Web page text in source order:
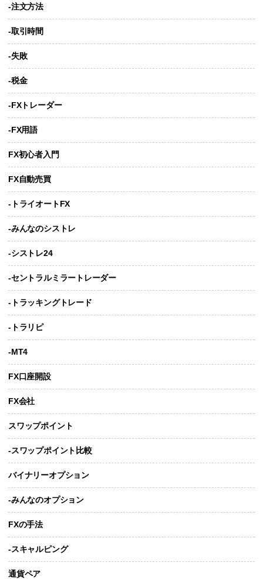
-注文方法
-取引時間
-失敗
-税金
-FXトレーダー
-FX用語
FX初心者入門
FX自動売買
-トライオートFX
-みんなのシストレ
-シストレ24
-セントラルミラートレーダー
-トラッキングトレード
-トラリピ
-MT4
FX口座開設
FX会社
スワップポイント
-スワップポイント比較
バイナリーオプション
-みんなのオプション
FXの手法
-スキャルピング
通貨ペア